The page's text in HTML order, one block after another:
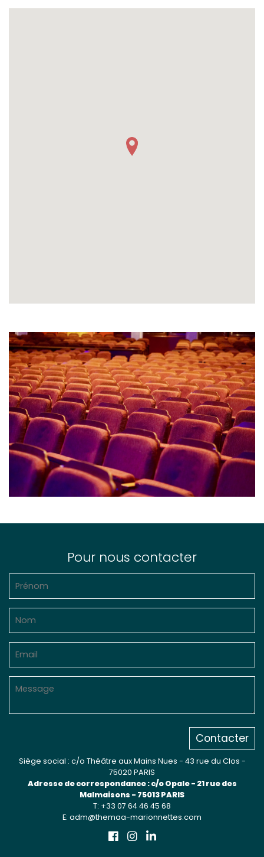
Pour nous contacter
Contacter
Siège social : c/o Théâtre aux Mains Nues - 43 rue du Clos -
75020 PARIS
Adresse de correspondance : c/o Opale - 21 rue des
Malmaisons - 75013 PARIS
T: +33 07 64 46 45 68
E: adm@themaa-marionnettes.com